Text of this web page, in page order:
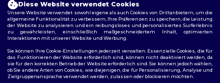
Diese Website verwendet Cookies
Unsere Website verwendet sowohl eigene als auch Cookies von Drittanbietern, um die
allgemeine Funktionalität zu verbessern, Ihre Präferenzen zu speichern, die Leistung
der Website zu analysieren und ein reibungsloses und personalisiertes Surferlebnis
zu gewährleisten, einschließlich maßgeschneidertem Inhalt, optimierten
Interaktionen mit unserer Website und Werbung.
Sie können Ihre Cookie-Einstellungen jederzeit verwalten. Essenzielle Cookies, die für
das Funktionieren der Website erforderlich sind, können nicht deaktiviert werden, da
sie für den korrekten Betrieb der Website erforderlich sind. Sie können jedoch wählen,
ob Sie andere Arten von Cookies, wie diejenigen, die für Personalisierung, Analyse und
Zielgruppenansprache verwendet werden, zulassen oder blockieren möchten.